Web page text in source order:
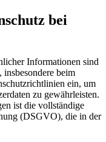
bei
Informationen sind
beim
ein, um
zu gewährleisten.
ist die vollständige
(DSGVO), die in der